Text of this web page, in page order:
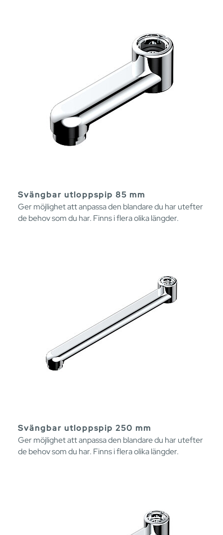
Svängbar utloppspip 85 mm
Ger möjlighet att anpassa den blandare du har utefter
de behov som du har. Finns i flera olika längder.
Svängbar utloppspip 250 mm
Ger möjlighet att anpassa den blandare du har utefter
de behov som du har. Finns i flera olika längder.